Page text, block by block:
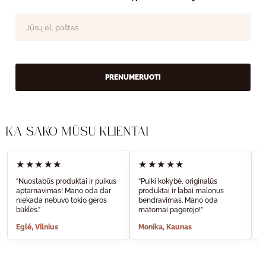
PRENUMERUOTI
KĄ SAKO MŪSŲ KLIENTAI
★★★★★
“Nuostabūs produktai ir puikus
aptarnavimas! Mano oda dar
niekada nebuvo tokio geros
būklės.”
Eglė, Vilnius
★★★★★
“Puiki kokybė, originalūs
produktai ir labai malonus
bendravimas. Mano oda
matomai pagerėjo!”
Monika, Kaunas